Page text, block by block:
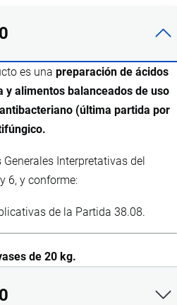
es una preparación de ácidos
y alimentos balanceados de uso
(última partida por
Interpretativas del
6, y conforme:
de la Partida 38.08.
de 20 kg.